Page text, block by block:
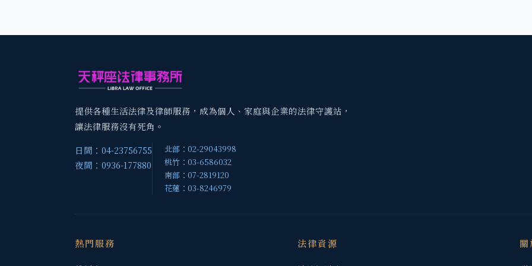
提供各種生活法律及律師服務，成為個人、家庭與企業的法律守護站，
讓法律服務沒有死角。
日間：04-23756755
夜間：0936-177880
北部：02-29043998
桃竹：03-6586032
南部：07-2819120
花蓮：03-8246979
熱門服務 法律資源